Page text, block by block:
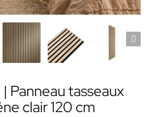
Panneau tasseaux
clair 120 cm